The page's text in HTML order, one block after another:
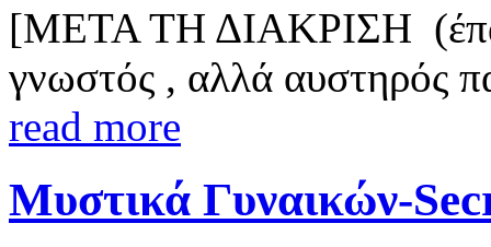
[ΜΕΤΑ ΤΗ ΔΙΑΚΡΙΣΗ
γνωστός , αλλά αυστηρός
read more
Μυστικά Γυναικών-